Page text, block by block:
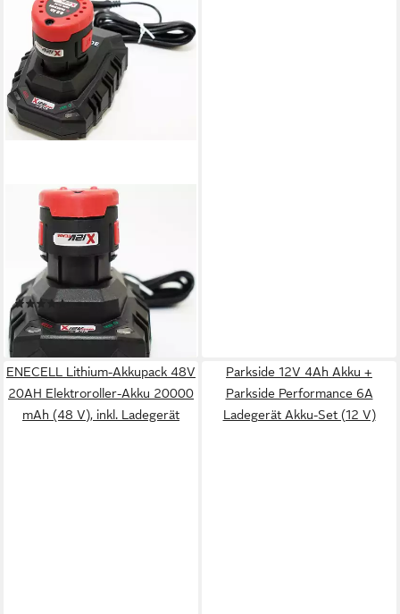
PARKSIDE
12V Akku PAPK 12 A4, 2Ah
und Ladegerät PLGK 12 A3,
2,4A, X12 Serie Akku-Set
PAPK 12 A4 / PLGK 12 A3 (12
V), Cell Balancing – längere
Akku-Laufzeit, erhöhte Akku-
Lebensdauer
(2)
44,99 €
lieferbar - in 2-3 Werktagen bei dir
ENECELL Lithium-Akkupack 48V
20AH Elektroroller-Akku 20000
mAh (48 V), inkl. Ladegerät
Parkside 12V 4Ah Akku +
Parkside Performance 6A
Ladegerät Akku-Set (12 V)